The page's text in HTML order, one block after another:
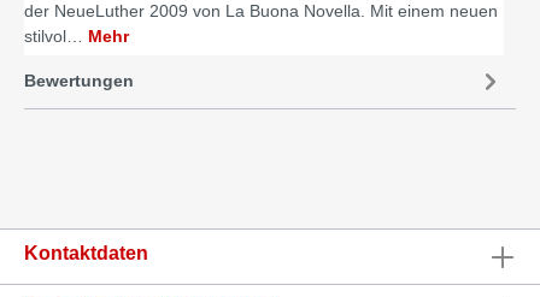
der NeueLuther 2009 von La Buona Novella. Mit einem neuen
stilvol… Mehr
Bewertungen
Kontaktdaten